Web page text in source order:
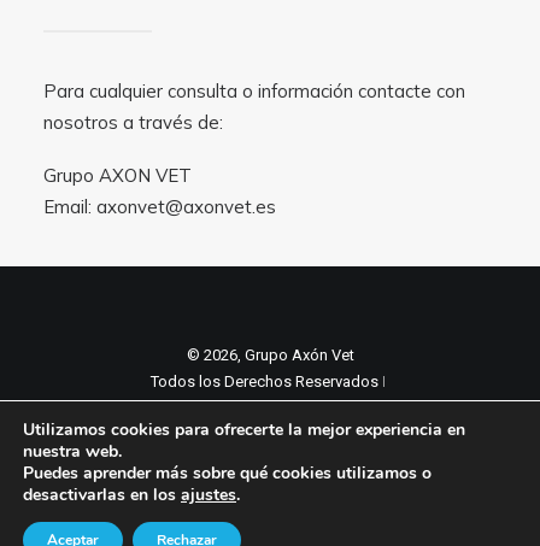
Para cualquier consulta o información contacte con
nosotros a través de:
Grupo AXON VET
Email: axonvet@axonvet.es
© 2026, Grupo Axón Vet
Todos los Derechos Reservados ǀ
Política de cookies
Utilizamos cookies para ofrecerte la mejor experiencia en
nuestra web.
Puedes aprender más sobre qué cookies utilizamos o
desactivarlas en los ajustes.
Aceptar Rechazar